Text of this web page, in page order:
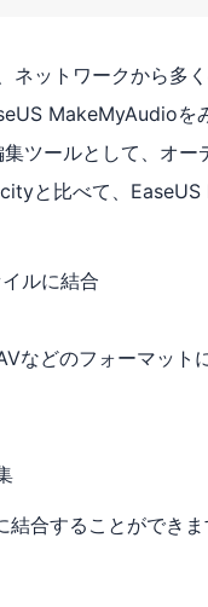
ットワークから多
MakeMyAudioを
ツールとして、オ
と比べて、
ルに結合
などのフォーマット
合することができ